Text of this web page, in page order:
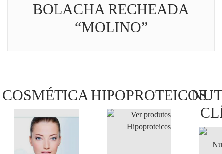
BOLACHA RECHEADA
“MOLINO”
COSMÉTICA HIPOPROTEICOS